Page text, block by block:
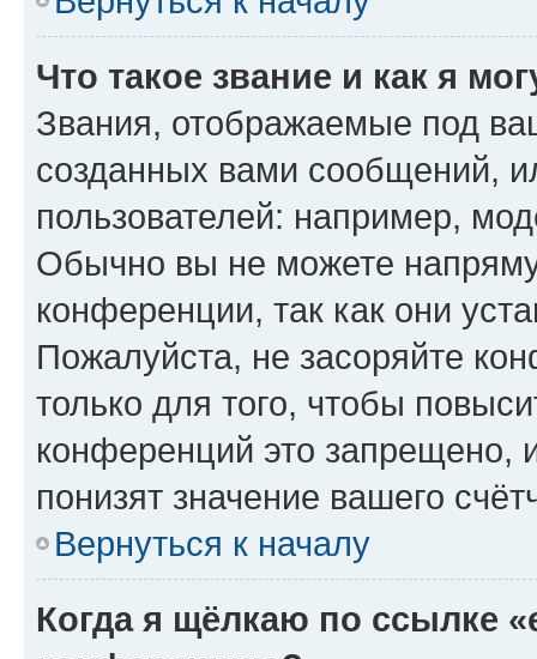
Что такое звание и как я
Звания, отображаемые под
созданных вами сообщений,
пользователей: например,
Обычно вы не можете
конференции, так как они
Пожалуйста, не засоряйте
только для того, чтобы
конференций это запрещено,
понизят значение вашего
Вернуться к началу
Когда я щёлкаю по ссылке